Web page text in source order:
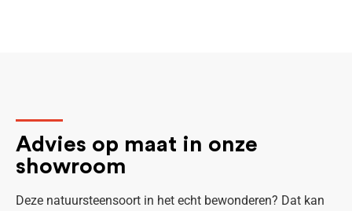
Advies op maat in onze
showroom
Deze natuursteensoort in het echt bewonderen? Dat kan